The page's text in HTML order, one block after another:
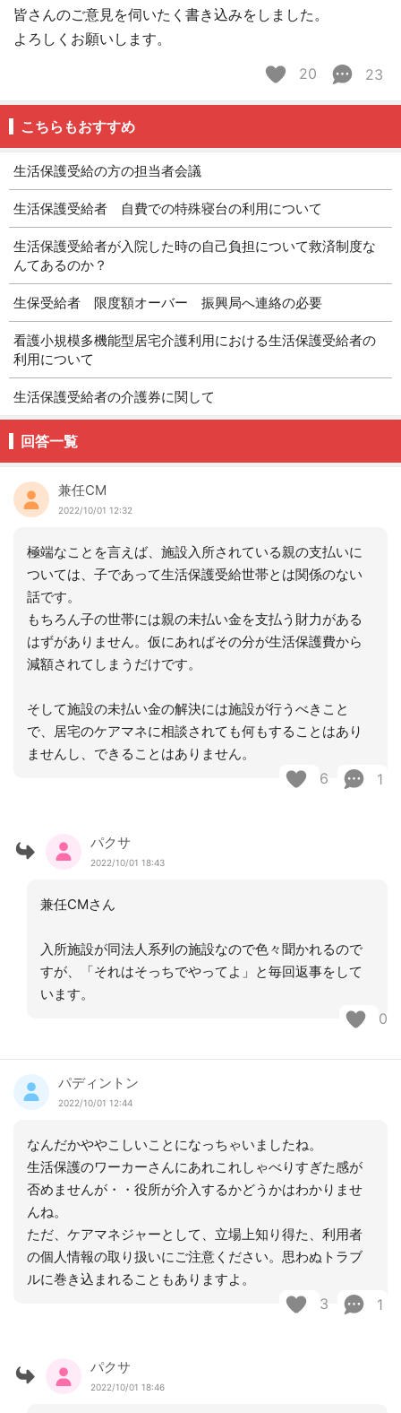
皆さんのご意見を伺いたく書き込みをしました。
よろしくお願いします。
20
23
こちらもおすすめ
生活保護受給の方の担当者会議
生活保護受給者 自費での特殊寝台の利用について
生活保護受給者が入院した時の自己負担について救済制度な
んてあるのか？
生保受給者 限度額オーバー 振興局へ連絡の必要
看護小規模多機能型居宅介護利用における生活保護受給者の
利用について
生活保護受給者の介護券に関して
回答一覧
兼任CM
2022/10/01 12:32
極端なことを言えば、施設入所されている親の支払いに
ついては、子であって生活保護受給世帯とは関係のない
話です。
もちろん子の世帯には親の未払い金を支払う財力がある
はずがありません。仮にあればその分が生活保護費から
減額されてしまうだけです。
そして施設の未払い金の解決には施設が行うべきこと
で、居宅のケアマネに相談されても何もすることはあり
ませんし、できることはありません。
6 1
パクサ
2022/10/01 18:43
兼任CMさん
入所施設が同法人系列の施設なので色々聞かれるので
すが、「それはそっちでやってよ」と毎回返事をして
います。
0
パディントン
2022/10/01 12:44
なんだかややこしいことになっちゃいましたね。
生活保護のワーカーさんにあれこれしゃべりすぎた感が
否めませんが・・役所が介入するかどうかはわかりませ
んね。
ただ、ケアマネジャーとして、立場上知り得た、利用者
の個人情報の取り扱いにご注意ください。思わぬトラブ
ルに巻き込まれることもありますよ。
3 1
パクサ
2022/10/01 18:46